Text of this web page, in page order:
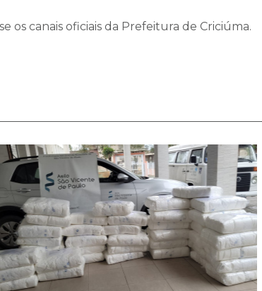
os canais oficiais da Prefeitura de Criciúma.